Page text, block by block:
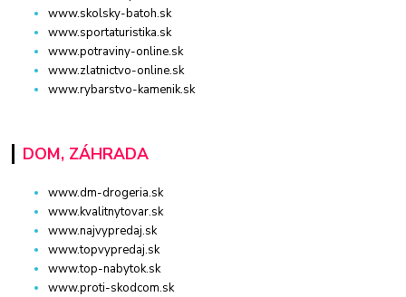
www.skolsky-batoh.sk
www.sportaturistika.sk
www.potraviny-online.sk
www.zlatnictvo-online.sk
www.rybarstvo-kamenik.sk
DOM, ZÁHRADA
www.dm-drogeria.sk
www.kvalitnytovar.sk
www.najvypredaj.sk
www.topvypredaj.sk
www.top-nabytok.sk
www.proti-skodcom.sk